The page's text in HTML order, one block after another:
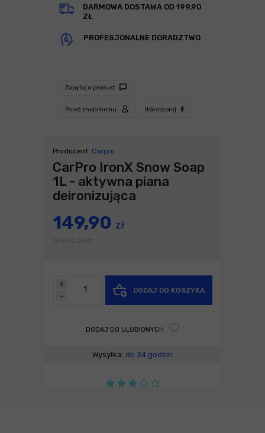
DARMOWA DOSTAWA OD 199,90
ZŁ
PROFESJONALNE DORADZTWO
Zapytaj o produkt
Poleć znajomemu Udostępnij
Producent: Carpro
CarPro IronX Snow Soap
1L - aktywna piana
deironizująca
149,90 zł
-
+
DODAJ DO KOSZYKA
DODAJ DO ULUBIONYCH
Wysyłka: do 24 godzin